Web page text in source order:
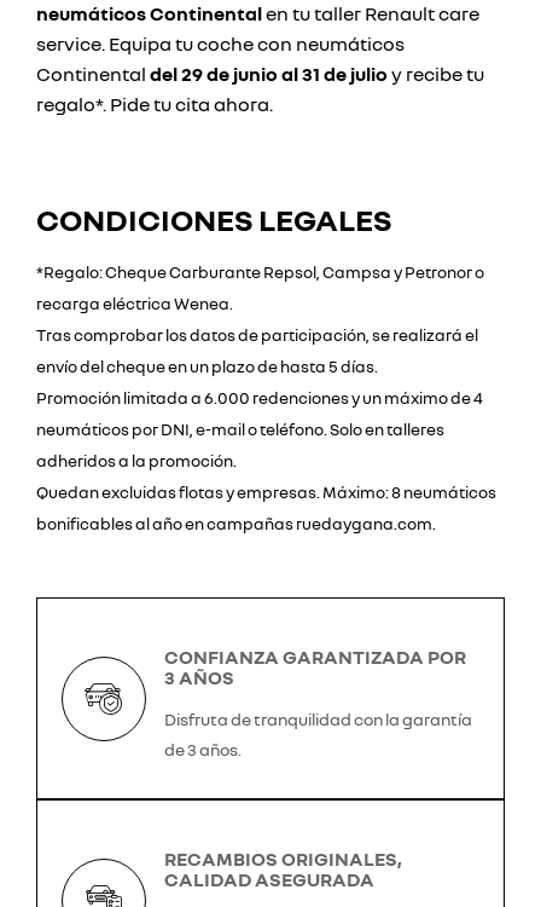
neumáticos Continentalen tu taller Renault care
service. Equipa tu coche con neumáticos
Continental del 29 de junio al 31 de julio y recibe tu
regalo*. Pide tu cita ahora.
CONDICIONES LEGALES
*Regalo: Cheque Carburante Repsol, Campsa y Petronor o
recarga eléctrica Wenea.
Tras comprobar los datos de participación, se realizará el
envío del cheque en un plazo de hasta 5 días.
Promoción limitada a 6.000 redenciones y un máximo de 4
neumáticos por DNI, e-mail o teléfono. Solo en talleres
adheridos a la promoción.
Quedan excluidas flotas y empresas. Máximo: 8 neumáticos
bonificables al año en campañas ruedaygana.com.
CONFIANZA GARANTIZADA POR
3 AÑOS
Disfruta de tranquilidad con la garantía
de 3 años.
RECAMBIOS ORIGINALES,
CALIDAD ASEGURADA